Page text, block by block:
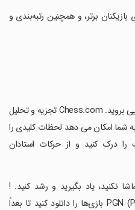
برتر، و همچنین رتبه‌بندی و
‏-تجزیه و تحلیل بازی: فراتر از نتیجه نهایی بروید. Chess.com تجزیه و تحلیل
شما امکان می دهد لحظات کلیدی را
را درک کنید و از حرکات استادان
نکنید، یاد بگیرید و رشد کنید. !
فایل‌های PGN (Portable Game Notation) بازی‌ها را دانلود کنید تا بعداً